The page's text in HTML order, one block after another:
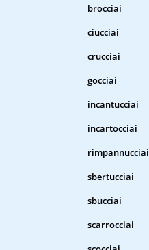
brocciai
ciucciai
crucciai
gocciai
incantucciai
incartocciai
rimpannucciai
sbertucciai
sbucciai
scarrocciai